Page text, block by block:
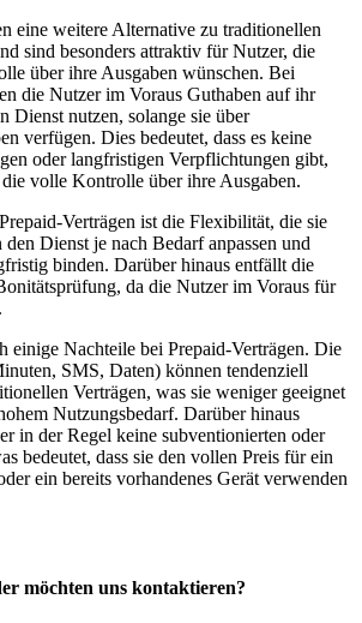
eine weitere Alternative zu traditionellen
sind besonders attraktiv für Nutzer, die
über ihre Ausgaben wünschen. Bei
die Nutzer im Voraus Guthaben auf ihr
Dienst nutzen, solange sie über
verfügen. Dies bedeutet, dass es keine
oder langfristigen Verpflichtungen gibt,
volle Kontrolle über ihre Ausgaben.
Verträgen ist die Flexibilität, die sie
Dienst je nach Bedarf anpassen und
binden. Darüber hinaus entfällt die
da die Nutzer im Voraus für
einige Nachteile bei Prepaid-Verträgen. Die
SMS, Daten) können tendenziell
Verträgen, was sie weniger geeignet
Nutzungsbedarf. Darüber hinaus
in der Regel keine subventionierten oder
bedeutet, dass sie den vollen Preis für ein
ein bereits vorhandenes Gerät verwenden
möchten uns kontaktieren?